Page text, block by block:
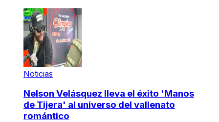
Noticias
Nelson Velásquez lleva el éxito 'Manos
de Tijera' al universo del vallenato
romántico